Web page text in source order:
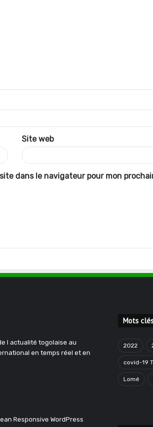
Site web
dans le navigateur pour mon
l actualité togolaise au
en temps réel et en
Responsive WordPress
Mots
2022
covid-19
Lomé